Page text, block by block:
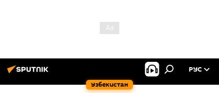
Узбекистан
РУС